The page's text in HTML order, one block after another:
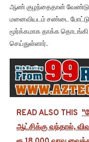
ஆண் குழந்தைதான்
மனைவியடம் சண்டை
மூர்க்கமாக தாக்க
செய்துள்ளார்.
READ ALSO THIS
ஆட்சிக்கு வந்தால்,